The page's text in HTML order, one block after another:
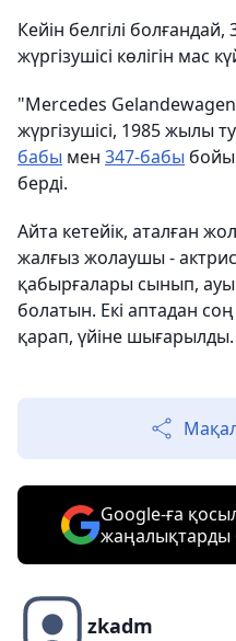
Кейін белгілі
жүргізушісі көлігін мас
"Mercedes
жүргізушісі, 1985 жылы
бабы мен 347-бабы
берді.
Айта кетейік, аталған
жалғыз жолаушы -
қабырғалары сынып,
болатын. Екі аптадан
қарап, үйіне шығарылды.
Google-ға
жаңалықтарды
zkadm